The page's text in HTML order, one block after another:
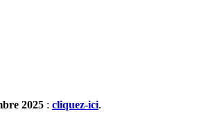
2025 : cliquez-ici.